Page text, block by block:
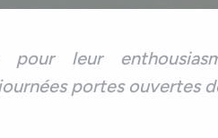
leur
portes ouvertes